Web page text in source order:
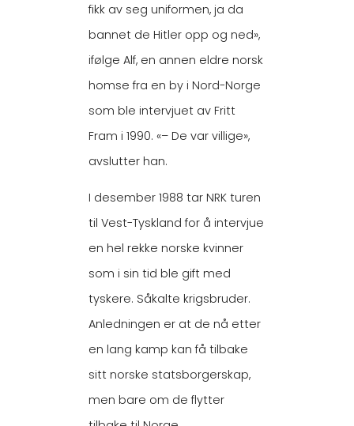
fikk av seg uniformen, ja da
bannet de Hitler opp og ned»,
ifølge Alf, en annen eldre norsk
homse fra en by i Nord-Norge
som ble intervjuet av Fritt
Fram i 1990. «– De var villige»,
avslutter han.
I desember 1988 tar NRK turen
til Vest-Tyskland for å intervjue
en hel rekke norske kvinner
som i sin tid ble gift med
tyskere. Såkalte krigsbruder.
Anledningen er at de nå etter
en lang kamp kan få tilbake
sitt norske statsborgerskap,
men bare om de flytter